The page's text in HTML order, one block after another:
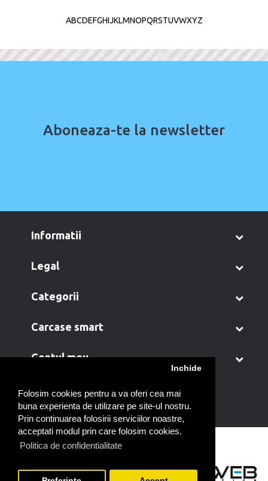
Folosim cookies pentru a va oferi cea mai
buna experienta de utilizare pe site-ul nostru.
Prin continuarea folosirii serviciilor noastre,
acceptati modul prin care folosim cookies.
Politica de confidentialitate
Inchide
ABCDEFGHIJKLMNOPQRSTUVWXYZ
Aboneaza-te la newsletter
informatii
legal
categorii
carcase smart
contul meu